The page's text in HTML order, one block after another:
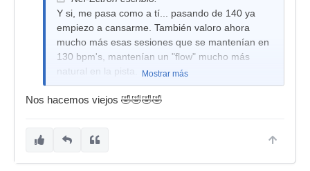
Y si, me pasa como a tí... pasando de 140 ya
empiezo a cansarme. También valoro ahora
mucho más esas sesiones que se mantenían en
130 bpm's, mantenían un "flow" mucho más
natural en la pista.
Mostrar más
Nos hacemos viejos 🤣🤣🤣🤣